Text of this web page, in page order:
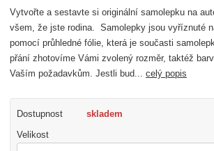
Vytvořte a sestavte si originální samolepku na
všem, že jste rodina. Samolepky jsou vyříznuté
pomocí průhledné fólie, která je současti
přání zhotovíme Vámi zvolený rozměr, taktéž
Vaším požadavkům. Jestli bud...celý popis
Dostupnost skladem
Velikost